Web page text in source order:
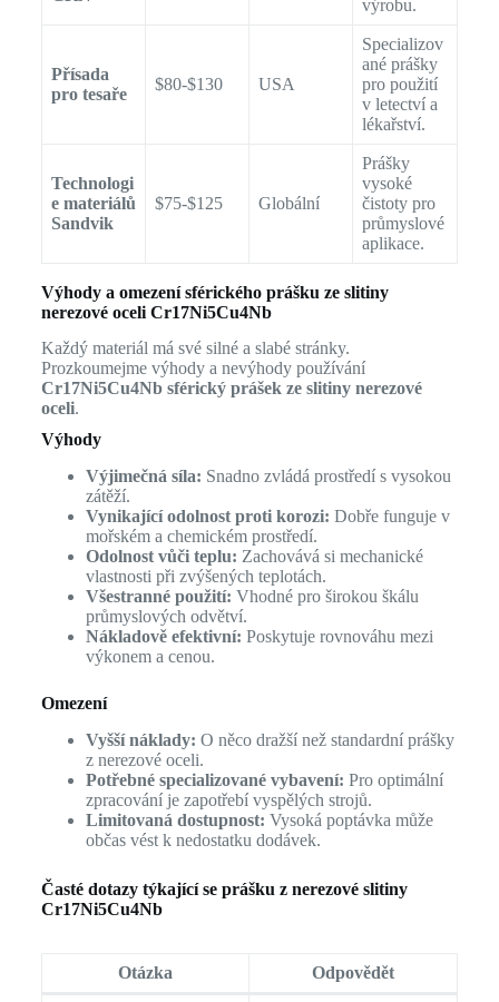
výrobu.
Přísada
pro tesaře
$80-$130 USA
Specializov
ané prášky
pro použití
v letectví a
lékařství.
Technologi
e materiálů
Sandvik
$75-$125 Globální
Prášky
vysoké
čistoty pro
průmyslové
aplikace.
Výhody a omezení sférického prášku ze slitiny
nerezové oceli Cr17Ni5Cu4Nb
Každý materiál má své silné a slabé stránky.
Prozkoumejme výhody a nevýhody používání
Cr17Ni5Cu4Nb sférický prášek ze slitiny nerezové
oceli.
Výhody
Výjimečná síla: Snadno zvládá prostředí s vysokou
zátěží.
Vynikající odolnost proti korozi: Dobře funguje v
mořském a chemickém prostředí.
Odolnost vůči teplu: Zachovává si mechanické
vlastnosti při zvýšených teplotách.
Všestranné použití: Vhodné pro širokou škálu
průmyslových odvětví.
Nákladově efektivní: Poskytuje rovnováhu mezi
výkonem a cenou.
Omezení
Vyšší náklady: O něco dražší než standardní prášky
z nerezové oceli.
Potřebné specializované vybavení: Pro optimální
zpracování je zapotřebí vyspělých strojů.
Limitovaná dostupnost: Vysoká poptávka může
občas vést k nedostatku dodávek.
Časté dotazy týkající se prášku z nerezové slitiny
Cr17Ni5Cu4Nb
Otázka Odpovědět